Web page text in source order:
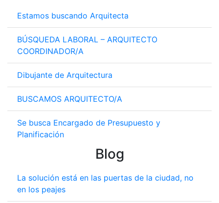
Estamos buscando Arquitecta
BÚSQUEDA LABORAL – ARQUITECTO
COORDINADOR/A
Dibujante de Arquitectura
BUSCAMOS ARQUITECTO/A
Se busca Encargado de Presupuesto y
Planificación
Blog
La solución está en las puertas de la ciudad, no
en los peajes